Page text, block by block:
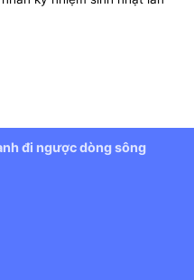
đi ngược dòng sông